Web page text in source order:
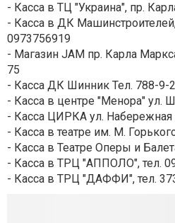
- Касса в ТЦ "Украина", пр.
- Касса в ДК
0973756919
- Магазин JAM пр. Карла
75
- Касса ДК Шинник Тел. 788-9-
- Касса в центре "Менора" ул.
- Касса ЦИРКА ул. Набережная
- Касса в театре им. М.
- Касса в Театре Оперы и
- Касса в ТРЦ "АППОЛО", тел.
- Касса в ТРЦ "ДАФФИ", тел.